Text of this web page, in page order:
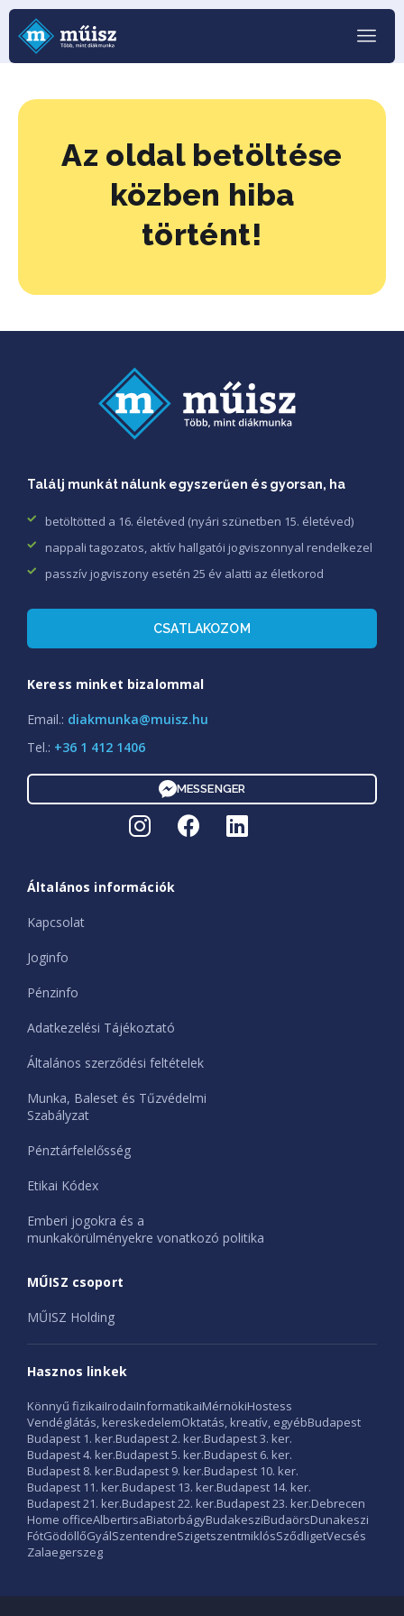
Az oldal betöltése
közben hiba
történt!
Találj munkát nálunk egyszerűen és gyorsan, ha
betöltötted a 16. életéved (nyári szünetben 15. életéved)
nappali tagozatos, aktív hallgatói jogviszonnyal rendelkezel
passzív jogviszony esetén 25 év alatti az életkorod
CSATLAKOZOM
Keress minket bizalommal
Email.: diakmunka@muisz.hu
Tel.: +36 1 412 1406
MESSENGER
Általános információk
Kapcsolat
Joginfo
Pénzinfo
Adatkezelési Tájékoztató
Általános szerződési feltételek
Munka, Baleset és Tűzvédelmi
Szabályzat
Pénztárfelelősség
Etikai Kódex
Emberi jogokra és a
munkakörülményekre vonatkozó politika
MŰISZ csoport
MŰISZ Holding
Hasznos linkek
Könnyű fizikaiIrodaiInformatikaiMérnökiHostess
Vendéglátás, kereskedelemOktatás, kreatív, egyébBudapest
Budapest 1. ker.Budapest 2. ker.Budapest 3. ker.
Budapest 4. ker.Budapest 5. ker.Budapest 6. ker.
Budapest 8. ker.Budapest 9. ker.Budapest 10. ker.
Budapest 11. ker.Budapest 13. ker.Budapest 14. ker.
Budapest 21. ker.Budapest 22. ker.Budapest 23. ker.Debrecen
Home officeAlbertirsaBiatorbágyBudakesziBudaörsDunakeszi
FótGödöllőGyálSzentendreSzigetszentmiklósSződligetVecsés
Zalaegerszeg